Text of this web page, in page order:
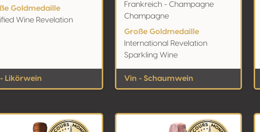
Goldmedaille
Wine Revelation
Likörwein
Frankreich - Champagne
Champagne
Große Goldmedaille
International Revelation
Sparkling Wine
Vin - Schaumwein